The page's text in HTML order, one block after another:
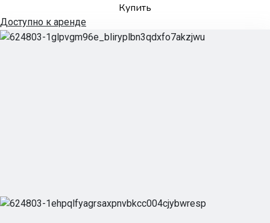
Купить
Доступно к аренде